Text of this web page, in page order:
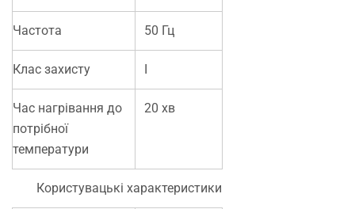
Частота 50 Гц
Клас захисту I
Час нагрівання до
потрібної
температури
20 хв
Користувацькі характеристики